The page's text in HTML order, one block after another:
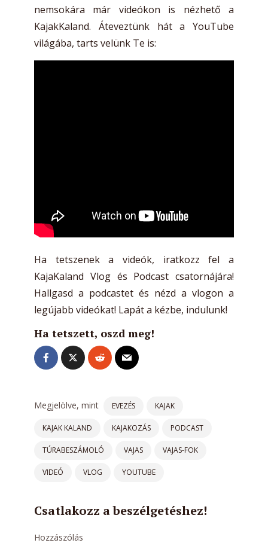
nemsokára már videókon is nézhető a
KajakKaland. Áteveztünk hát a YouTube
világába, tarts velünk Te is:
Ha tetszenek a videók, iratkozz fel a
KajaKaland Vlog és Podcast csatornájára!
Hallgasd a podcastet és nézd a vlogon a
legújabb videókat! Lapát a kézbe, indulunk!
Ha tetszett, oszd meg!
Megjelölve, mint EVEZÉS KAJAK
KAJAK KALAND KAJAKOZÁS PODCAST
TÚRABESZÁMOLÓ VAJAS VAJAS-FOK
VIDEÓ VLOG YOUTUBE
Csatlakozz a beszélgetéshez!
Hozzászólás